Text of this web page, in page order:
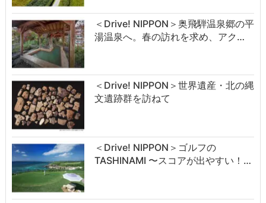
＜Drive! NIPPON＞奥飛騨温泉郷の平
湯温泉へ。春の訪れを求め、アク…
＜Drive! NIPPON＞世界遺産・北の縄
文遺跡群を訪ねて
＜Drive! NIPPON＞ゴルフの
TASHINAMI 〜スコアが出やすい！…